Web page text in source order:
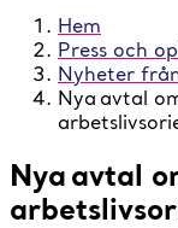
Hem
Press och
Nyheter
Nya avtal
Nya avtal